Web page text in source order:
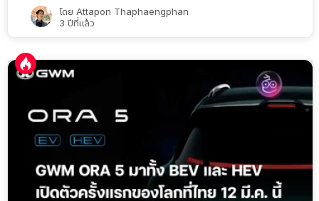
โดย Attapon Thaphaengphan
3 ปีที่แล้ว